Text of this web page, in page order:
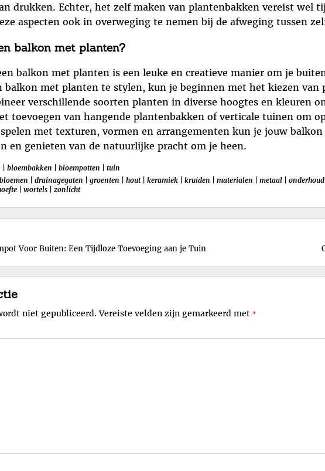
drukken. Echter, het zelf maken van plantenbakken vereist wel
aspecten ook in overweging te nemen bij de afweging tussen
balkon met planten?
balkon met planten is een leuke en creatieve manier om je
balkon met planten te stylen, kun je beginnen met het kiezen
verschillende soorten planten in diverse hoogtes en kleuren
toevoegen van hangende plantenbakken of verticale tuinen om
met texturen, vormen en arrangementen kun je jouw
en genieten van de natuurlijke pracht om je heen.
bloembakken bloempotten tuin
bloemen drainagegaten groenten hout| keramiek kruiden materialen metaal onderhoud
wortels zonlicht
Voor Buiten: Een Tijdloze Toevoeging aan je Tuin
niet gepubliceerd. Vereiste velden zijn gemarkeerd met *